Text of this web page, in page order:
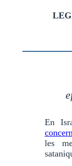
En
les